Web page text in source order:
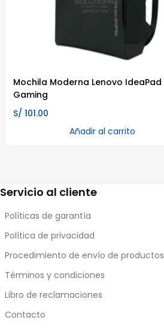
Mochila Moderna Lenovo IdeaPad
Gaming
S/ 101.00
Añadir al carrito
Servicio al cliente
Políticas de garantía
Política de privacidad
Procedimiento de envío de productos
Términos y condiciones
Libro de reclamaciones
Contacto